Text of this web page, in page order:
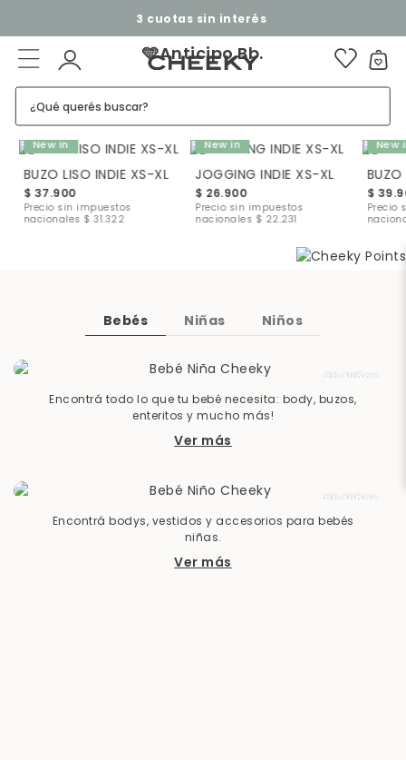
3 cuotas sin interés​ ​
¿Qué querés buscar?
Ropa para Niños, Niñas y Bebés
🩵Anticipo Bb.
New in
BUZO LISO INDIE XS-XL
$ 37.900
Precio sin impuestos
nacionales $ 31.322
New in
JOGGING INDIE XS-XL
$ 26.900
Precio sin impuestos
nacionales $ 22.231
New
$
Precio
Bebés Niñas Niños
Bb Niñas
Encontrá todo lo que tu bebé necesita: body, buzos,
enteritos y mucho más!
Ver más
Bb Niños
Encontrá bodys, vestidos y accesorios para bebés
niñas.
Ver más